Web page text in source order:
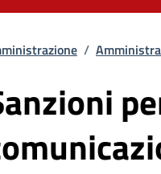
di pane
/